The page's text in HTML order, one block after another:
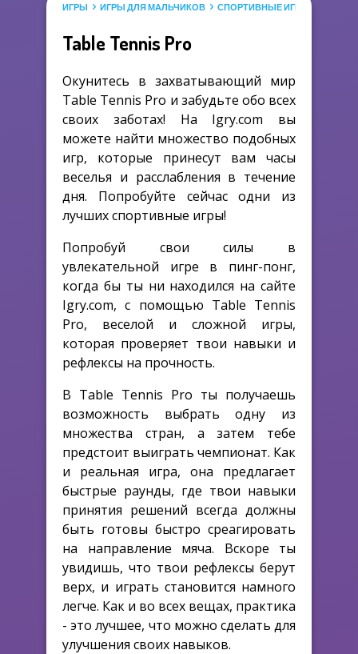
ИГРЫ ИГРЫ ДЛЯ МАЛЬЧИКОВ СПОРТИВНЫЕ ИГРЫ
Table Tennis Pro
Окунитесь в захватывающий мир
Table Tennis Pro и забудьте обо всех
своих заботах! На Igry.com вы
можете найти множество подобных
игр, которые принесут вам часы
веселья и расслабления в течение
дня. Попробуйте сейчас одни из
лучших спортивные игры!
Попробуй свои силы в
увлекательной игре в пинг-понг,
когда бы ты ни находился на сайте
Igry.com, с помощью Table Tennis
Pro, веселой и сложной игры,
которая проверяет твои навыки и
рефлексы на прочность.
В Table Tennis Pro ты получаешь
возможность выбрать одну из
множества стран, а затем тебе
предстоит выиграть чемпионат. Как
и реальная игра, она предлагает
быстрые раунды, где твои навыки
принятия решений всегда должны
быть готовы быстро среагировать
на направление мяча. Вскоре ты
увидишь, что твои рефлексы берут
верх, и играть становится намного
легче. Как и во всех вещах, практика
- это лучшее, что можно сделать для
улучшения своих навыков.